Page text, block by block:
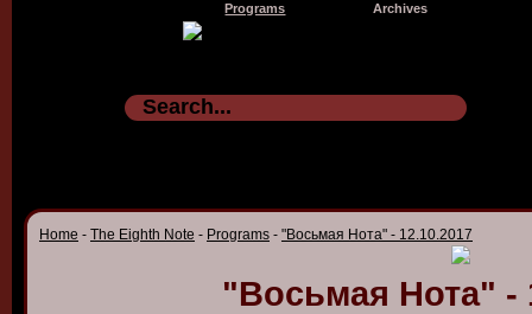
Programs Archives
Home - The Eighth Note - Programs - "Восьмая Нота" - 12.10.2017
"Восьмая Нота" -